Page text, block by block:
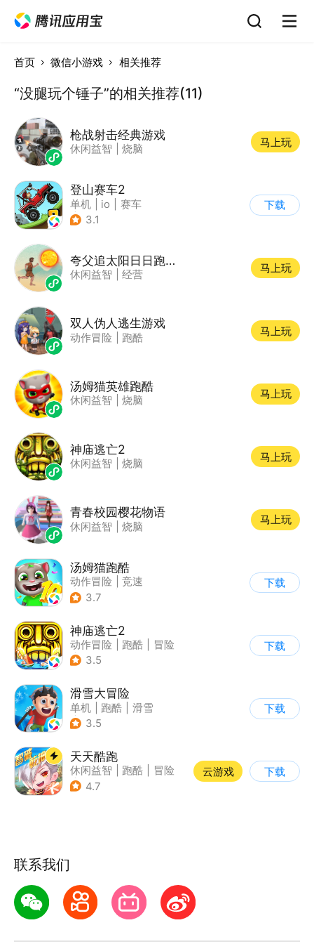
首页 微信小游戏 相关推荐
“没腿玩个锤子”的相关推荐(11)
枪战射击经典游戏
休闲益智 烧脑
马上玩
登山赛车2
单机 io
赛车
| 欧美风
3.1
下载
夸父追太阳日日跑步模拟器
休闲益智 经营
马上玩
双人伪人逃生游戏
动作冒险 跑酷
马上玩
汤姆猫英雄跑酷
休闲益智 烧脑
马上玩
神庙逃亡2
休闲益智 烧脑
马上玩
青春校园樱花物语
休闲益智 烧脑
马上玩
汤姆猫跑酷
动作冒险
竞速
| 汤姆猫
3.7
下载
神庙逃亡2
动作冒险 跑酷
冒险
| 欧美风
3.5
下载
滑雪大冒险
单机 跑酷
滑雪
| 游道易
3.5
下载
天天酷跑
休闲益智 跑酷
冒险
| 萌系
4.7
云游戏 下载
联系我们